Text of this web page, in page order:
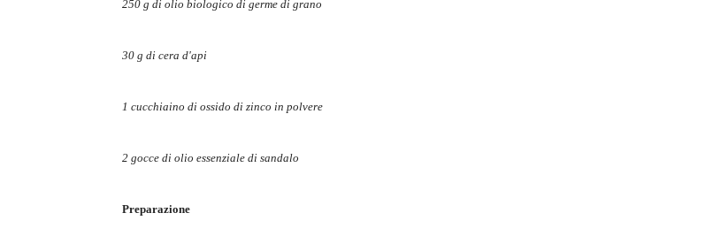
250 g di olio biologico di germe di grano
30 g di cera d'api
1 cucchiaino di ossido di zinco in polvere
2 gocce di olio essenziale di sandalo
Preparazione